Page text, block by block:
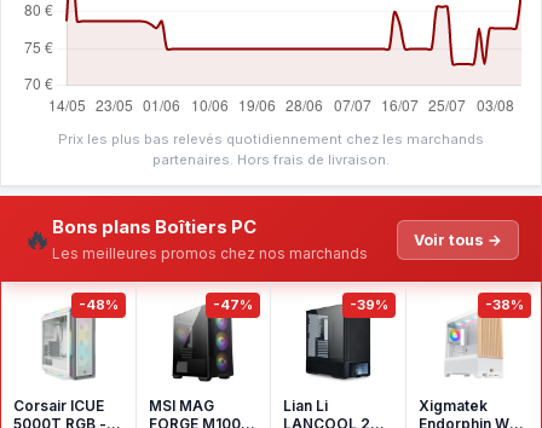
Prix les plus bas relevés quotidiennement chez les marchands
partenaires. Hors frais de livraison.
🔥 Bons plans Boîtiers PC
Les meilleures promos chez nos marchands
Voir tous →
-48%
Corsair ICUE
5000T RGB -
-47%
MSI MAG
FORGE M100R
-39%
Lian Li
LANCOOL 207
-38%
Xigmatek
Endorphin WD